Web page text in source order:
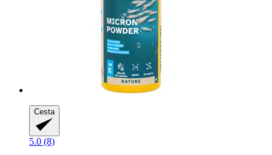
Cesta
5.0 (8)